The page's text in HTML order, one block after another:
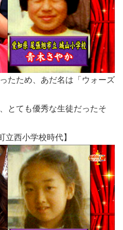
たため、あだ名は「ウォーズ
とても優秀な生徒だったそ
西小学校時代】